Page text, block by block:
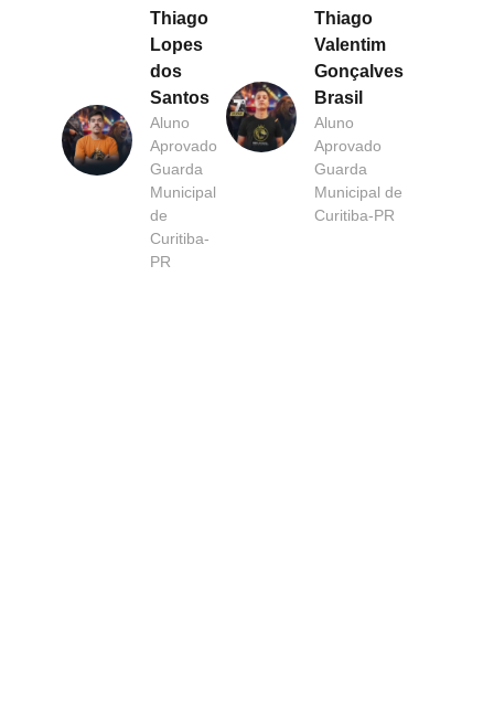
Thiago
Lopes
dos
Santos
Aluno
Aprovado
Guarda
Municipal
de
Curitiba-
PR
Thiago
Valentim
Gonçalves
Brasil
Aluno
Aprovado
Guarda
Municipal de
Curitiba-PR